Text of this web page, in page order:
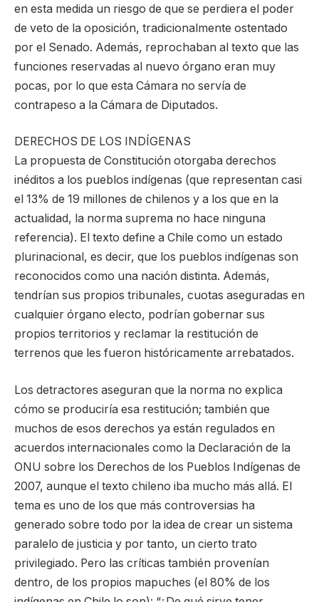
en esta medida un riesgo de que se perdiera el poder
de veto de la oposición, tradicionalmente ostentado
por el Senado. Además, reprochaban al texto que las
funciones reservadas al nuevo órgano eran muy
pocas, por lo que esta Cámara no servía de
contrapeso a la Cámara de Diputados.
DERECHOS DE LOS INDÍGENAS
La propuesta de Constitución otorgaba derechos
inéditos a los pueblos indígenas (que representan casi
el 13% de 19 millones de chilenos y a los que en la
actualidad, la norma suprema no hace ninguna
referencia). El texto define a Chile como un estado
plurinacional, es decir, que los pueblos indígenas son
reconocidos como una nación distinta. Además,
tendrían sus propios tribunales, cuotas aseguradas en
cualquier órgano electo, podrían gobernar sus
propios territorios y reclamar la restitución de
terrenos que les fueron históricamente arrebatados.
Los detractores aseguran que la norma no explica
cómo se produciría esa restitución; también que
muchos de esos derechos ya están regulados en
acuerdos internacionales como la Declaración de la
ONU sobre los Derechos de los Pueblos Indígenas de
2007, aunque el texto chileno iba mucho más allá. El
tema es uno de los que más controversias ha
generado sobre todo por la idea de crear un sistema
paralelo de justicia y por tanto, un cierto trato
privilegiado. Pero las críticas también provenían
dentro, de los propios mapuches (el 80% de los